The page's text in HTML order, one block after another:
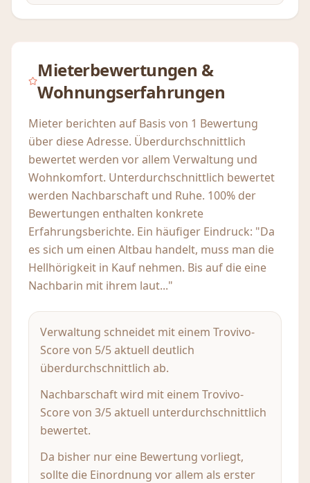
Mieterbewertungen &
Wohnungserfahrungen
Mieter berichten auf Basis von 1 Bewertung
über diese Adresse. Überdurchschnittlich
bewertet werden vor allem Verwaltung und
Wohnkomfort. Unterdurchschnittlich bewertet
werden Nachbarschaft und Ruhe. 100% der
Bewertungen enthalten konkrete
Erfahrungsberichte. Ein häufiger Eindruck: "Da
es sich um einen Altbau handelt, muss man die
Hellhörigkeit in Kauf nehmen. Bis auf die eine
Nachbarin mit ihrem laut..."
Verwaltung schneidet mit einem Trovivo-
Score von 5/5 aktuell deutlich
überdurchschnittlich ab.
Nachbarschaft wird mit einem Trovivo-
Score von 3/5 aktuell unterdurchschnittlich
bewertet.
Da bisher nur eine Bewertung vorliegt,
sollte die Einordnung vor allem als erster